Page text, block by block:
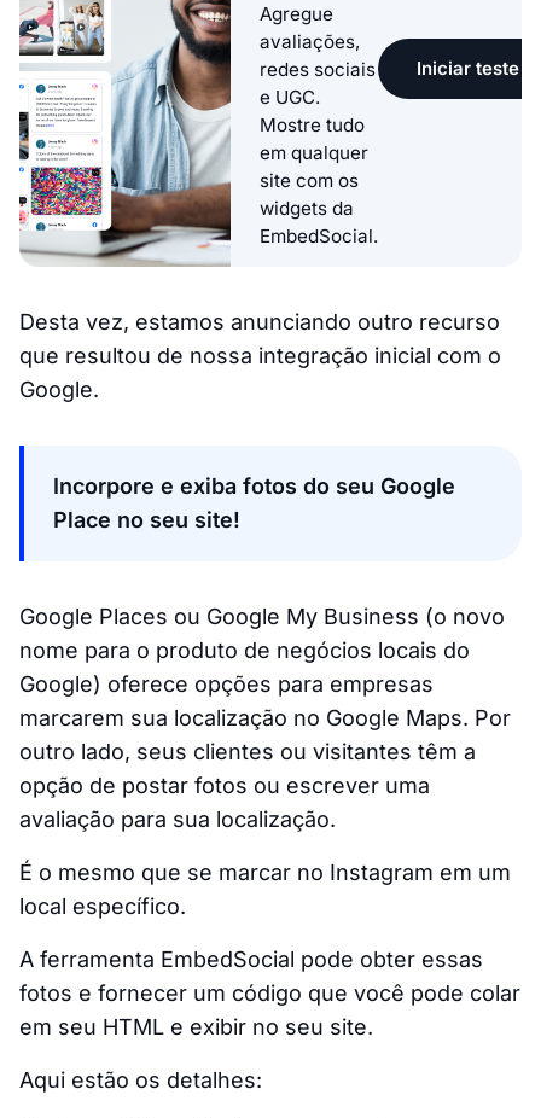
Agregue
avaliações,
redes sociais
e UGC.
Mostre tudo
em qualquer
site com os
widgets da
EmbedSocial.
Iniciar teste
Desta vez, estamos anunciando outro recurso
que resultou de nossa integração inicial com o
Google.
Incorpore e exiba fotos do seu Google
Place no seu site!
Google Places ou Google My Business (o novo
nome para o produto de negócios locais do
Google) oferece opções para empresas
marcarem sua localização no Google Maps. Por
outro lado, seus clientes ou visitantes têm a
opção de postar fotos ou escrever uma
avaliação para sua localização.
É o mesmo que se marcar no Instagram em um
local específico.
A ferramenta EmbedSocial pode obter essas
fotos e fornecer um código que você pode colar
em seu HTML e exibir no seu site.
Aqui estão os detalhes: